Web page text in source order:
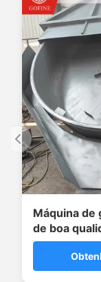
Máquina de
de boa